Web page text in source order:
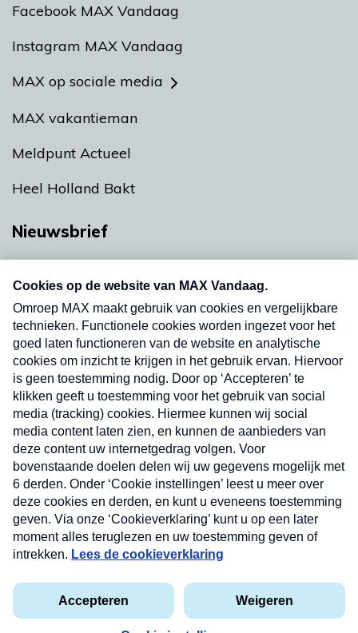
Facebook MAX Vandaag
Instagram MAX Vandaag
MAX op sociale media
MAX vakantieman
Meldpunt Actueel
Heel Holland Bakt
Nieuwsbrief
nieuwsbrief. Elke vrijdag- en dinsdagochtend in
uw mailbox.
Verzend
Privacyverklaring
Cookieverklaring
Kwetsbaarheid melden
Copyright © 2026 MAX Vandaag - Omroep MAX
Nieuwsbrief
Neem hier een gratis abonnement op onze
nieuwsbrief. Elke vrijdag- en dinsdagochtend in uw